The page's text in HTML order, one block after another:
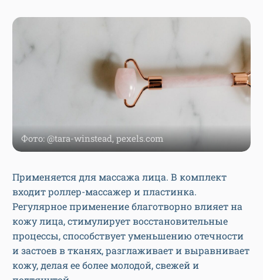
Фото: @tara-winstead, pexels.com
Применяется для массажа лица. В комплект
входит роллер-массажер и пластинка.
Регулярное применение благотворно влияет на
кожу лица, стимулирует восстановительные
процессы, способствует уменьшению отечности
и застоев в тканях, разглаживает и выравнивает
кожу, делая ее более молодой, свежей и